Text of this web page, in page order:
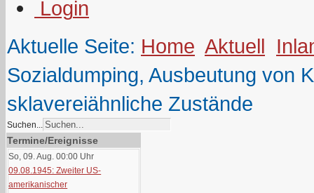
Aktuelle Seite: Home Aktuell
Sozialdumping, Ausbeutung von
sklavereiähnliche Zustände
Suchen...
Termine/Ereignisse
So, 09. Aug. 00:00 Uhr
09.08.1945: Zweiter US-
amerikanischer